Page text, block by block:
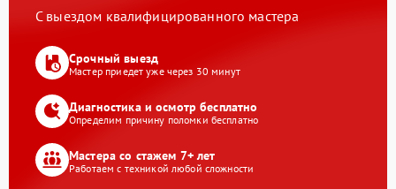
С выездом квалифицированного мастера
Срочный выезд
Мастер приедет уже через 30 минут
Диагностика и осмотр бесплатно
Определим причину поломки бесплатно
Мастера со стажем 7+ лет
Работаем с техникой любой сложности